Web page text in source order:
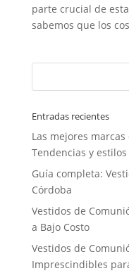
parte crucial de
sabemos que los
Entradas recientes
Las mejores
Tendencias y estilos
Guía completa:
Córdoba
Vestidos de
a Bajo Costo
Vestidos de
Imprescindibles